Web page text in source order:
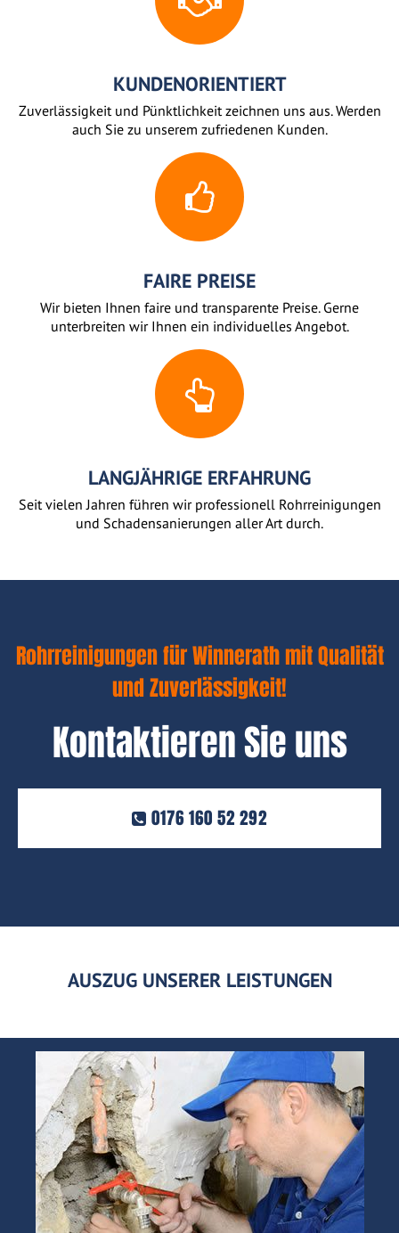
KUNDENORIENTIERT
Zuverlässigkeit und Pünktlichkeit zeichnen uns aus. Werden
auch Sie zu unserem zufriedenen Kunden.
FAIRE PREISE
Wir bieten Ihnen faire und transparente Preise. Gerne
unterbreiten wir Ihnen ein individuelles Angebot.
LANGJÄHRIGE ERFAHRUNG
Seit vielen Jahren führen wir professionell Rohrreinigungen
und Schadensanierungen aller Art durch.
Rohrreinigungen für Winnerath mit Qualität
und Zuverlässigkeit!
Kontaktieren Sie uns
0176 160 52 292
AUSZUG UNSERER LEISTUNGEN